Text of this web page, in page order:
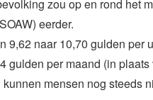
zou op en rond het
eerder.
9,62 naar 10,70 gulden per
gulden per maand (in plaats
mensen nog steeds